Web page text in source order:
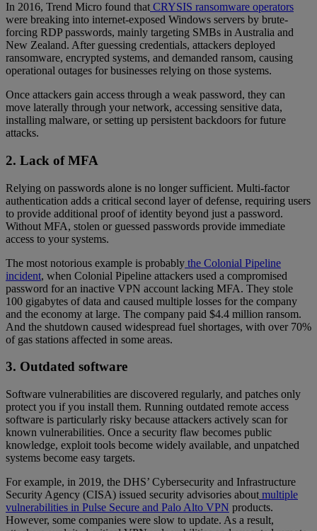
In 2016, Trend Micro found that CRYSIS ransomware operators
were breaking into internet-exposed Windows servers by brute-
forcing RDP passwords, mainly targeting SMBs in Australia and
New Zealand. After guessing credentials, attackers deployed
ransomware, encrypted systems, and demanded ransom, causing
operational outages for businesses relying on those systems.
Once attackers gain access through a weak password, they can
move laterally through your network, accessing sensitive data,
installing malware, or setting up persistent backdoors for future
attacks.
2. Lack of MFA
Relying on passwords alone is no longer sufficient. Multi-factor
authentication adds a critical second layer of defense, requiring users
to provide additional proof of identity beyond just a password.
Without MFA, stolen or guessed passwords provide immediate
access to your systems.
The most notorious example is probably the Colonial Pipeline
incident, when Colonial Pipeline attackers used a compromised
password for an inactive VPN account lacking MFA. They stole
100 gigabytes of data and caused multiple losses for the company
and the economy at large. The company paid $4.4 million ransom.
And the shutdown caused widespread fuel shortages, with over 70%
of gas stations affected in some areas.
3. Outdated software
Software vulnerabilities are discovered regularly, and patches only
protect you if you install them. Running outdated remote access
software is particularly risky because attackers actively scan for
known vulnerabilities. Once a security flaw becomes public
knowledge, exploit tools become widely available, and unpatched
systems become easy targets.
For example, in 2019, the DHS’ Cybersecurity and Infrastructure
Security Agency (CISA) issued security advisories about multiple
vulnerabilities in Pulse Secure and Palo Alto VPN products.
However, some companies were slow to update. As a result,